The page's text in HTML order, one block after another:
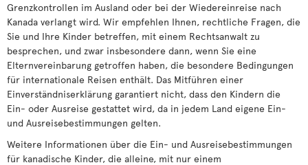
Grenzkontrollen im Ausland oder bei der Wiedereinreise nach
Kanada verlangt wird. Wir empfehlen Ihnen, rechtliche Fragen, die
Sie und Ihre Kinder betreffen, mit einem Rechtsanwalt zu
besprechen, und zwar insbesondere dann, wenn Sie eine
Elternvereinbarung getroffen haben, die besondere Bedingungen
für internationale Reisen enthält. Das Mitführen einer
Einverständniserklärung garantiert nicht, dass den Kindern die
Ein- oder Ausreise gestattet wird, da in jedem Land eigene Ein-
und Ausreisebestimmungen gelten.
Weitere Informationen über die Ein- und Ausreisebestimmungen
für kanadische Kinder, die alleine, mit nur einem